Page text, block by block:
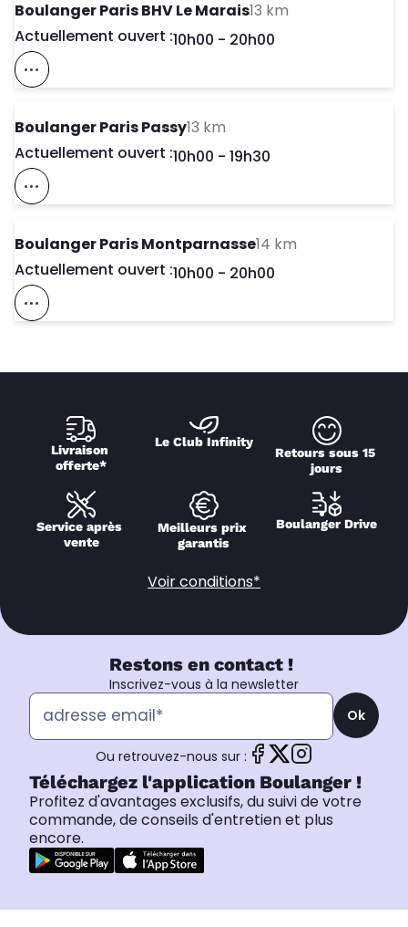
Boulanger Paris BHV Le Marais13 km
Actuellement ouvert :Day of the Week
10h00 - 20h00
Voir Ce Magasin Sur La Carte
Boulanger Paris Passy13 km
Actuellement ouvert :Day of the Week
10h00 - 19h30
Voir Ce Magasin Sur La Carte
Boulanger Paris Montparnasse14 km
Actuellement ouvert :Day of the Week
10h00 - 20h00
Voir Ce Magasin Sur La Carte
Livraison
offerte*
Le Club Infinity
Retours sous 15
jours
Service après
vente
Meilleurs prix
garantis
Boulanger Drive
Voir conditions*
Restons en contact !
Inscrivez-vous à la newsletter
Ok
Ou retrouvez-nous sur :
Téléchargez l'application Boulanger !
Profitez d'avantages exclusifs, du suivi de votre
commande, de conseils d'entretien et plus
encore.